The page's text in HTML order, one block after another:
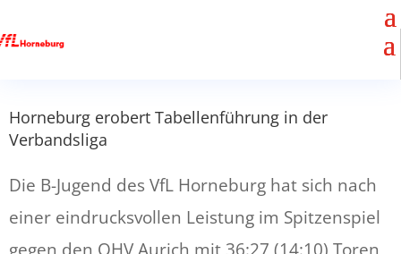
Horneburg erobert Tabellenführung in der
Verbandsliga
Die B-Jugend des VfL Horneburg hat sich nach
einer eindrucksvollen Leistung im Spitzenspiel